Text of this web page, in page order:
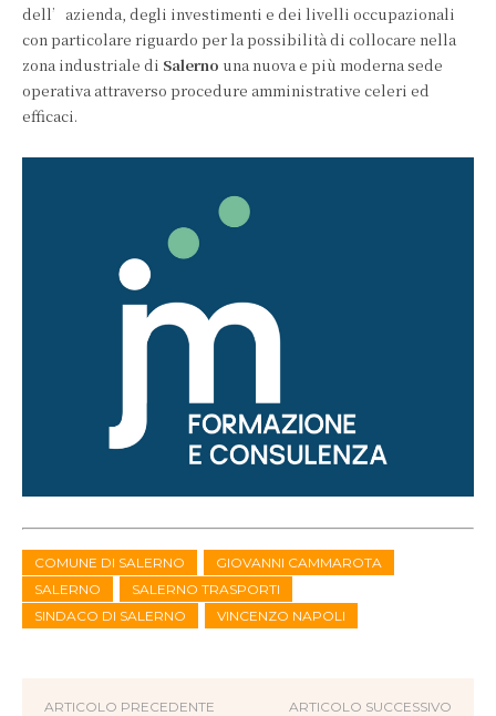
dell’azienda, degli investimenti e dei livelli occupazionali
con particolare riguardo per la possibilità di collocare nella
zona industriale di Salerno una nuova e più moderna sede
operativa attraverso procedure amministrative celeri ed
efficaci.
COMUNE DI SALERNO
GIOVANNI CAMMAROTA
SALERNO
SALERNO TRASPORTI
SINDACO DI SALERNO
VINCENZO NAPOLI
ARTICOLO PRECEDENTE ARTICOLO SUCCESSIVO